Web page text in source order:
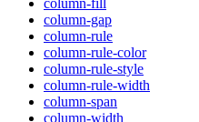
column-gap
column-rule
column-rule-color
column-rule-style
column-rule-width
column-span
column-width